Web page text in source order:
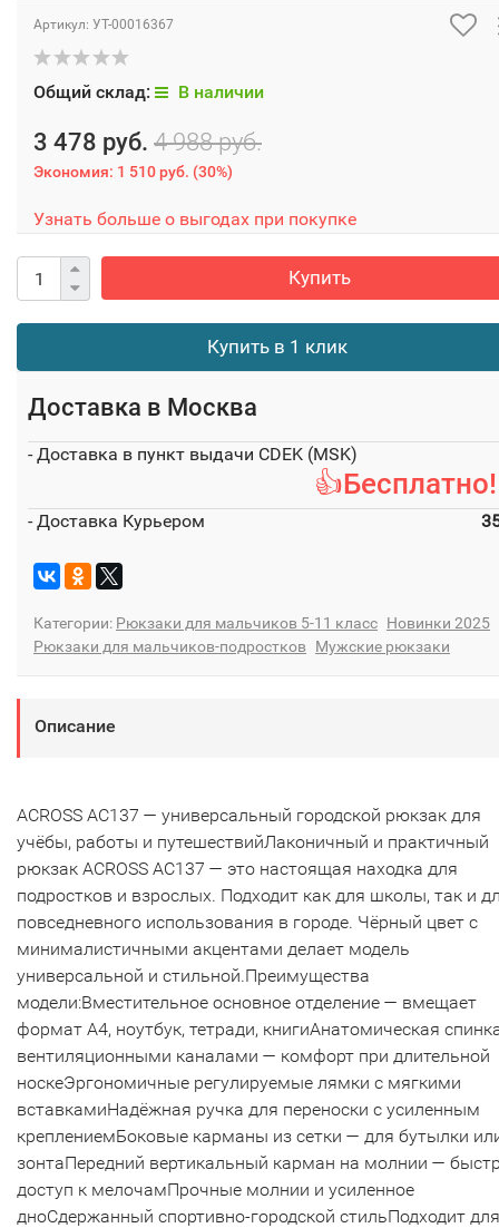
Артикул: УТ-00016367
Общий склад: В наличии
3 478 руб. 4 988 руб.
Экономия: 1 510 руб. (30%)
Узнать больше о выгодах при покупке
Купить
Купить в 1 клик
Доставка в Москва
- Доставка в пункт выдачи CDEK (MSK)
- Доставка Курьером
Категории: Рюкзаки для мальчиков 5-11 класс Новинки 2025
Рюкзаки для мальчиков-подростков
Мужские рюкзаки
Описание
ACROSS AC137 — универсальный городской рюкзак для
учёбы, работы и путешествийЛаконичный и практичный
рюкзак ACROSS AC137 — это настоящая находка для
подростков и взрослых. Подходит как для школы, так и
повседневного использования в городе. Чёрный цвет с
минималистичными акцентами делает модель
универсальной и стильной.Преимущества
модели:Вместительное основное отделение — вмещает
формат А4, ноутбук, тетради, книгиАнатомическая
вентиляционными каналами — комфорт при длительной
носкеЭргономичные регулируемые лямки с мягкими
вставкамиНадёжная ручка для переноски с усиленным
креплениемБоковые карманы из сетки — для бутылки
зонтаПередний вертикальный карман на молнии —
доступ к мелочамПрочные молнии и усиленное
дноСдержанный спортивно-городской стильПодходит для